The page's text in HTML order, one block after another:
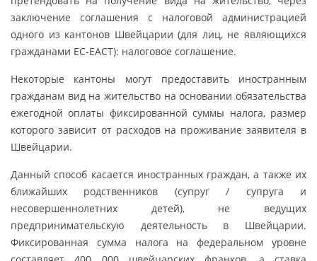
заключение соглашения с налоговой администрацией
одного из кантонов Швейцарии (для лиц, не являющихся
гражданами ЕС-ЕАСТ): налоговое соглашение.
Некоторые кантоны могут предоставить иностранным
гражданам вид на жительство на основании обязательства
ежегодной оплаты фиксированной суммы налога, размер
которого зависит от расходов на проживание заявителя в
Швейцарии.
Данный способ касается иностранных граждан, а также их
ближайших родственников (супруг / супруга и
несовершеннолетних детей), не ведущих
предпринимательскую деятельность в Швейцарии.
Фиксированная сумма налога на федеральном уровне